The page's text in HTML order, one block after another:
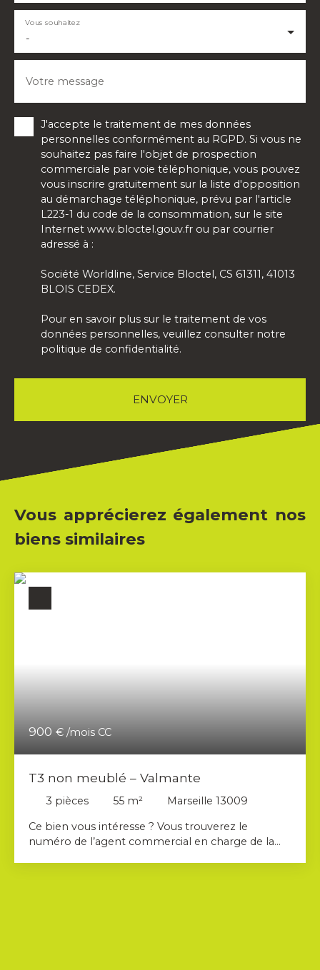
-
Vous souhaitez
Votre message
J'accepte le traitement de mes données
personnelles conformément au RGPD. Si vous ne
souhaitez pas faire l'objet de prospection
commerciale par voie téléphonique, vous pouvez
vous inscrire gratuitement sur la liste d'opposition
au démarchage téléphonique, prévu par l'article
L223-1 du code de la consommation, sur le site
Internet www.bloctel.gouv.fr ou par courrier
adressé à :
Société Worldline, Service Bloctel, CS 61311, 41013
BLOIS CEDEX.
Pour en savoir plus sur le traitement de vos
données personnelles, veuillez consulter notre
politique de confidentialité.
ENVOYER
Vous apprécierez également nos
biens similaires
900 € /mois CC
T3 non meublé – Valmante
3 pièces 55 m²
Marseille 13009
Ce bien vous intéresse ? Vous trouverez le
numéro de l’agent commercial en charge de la